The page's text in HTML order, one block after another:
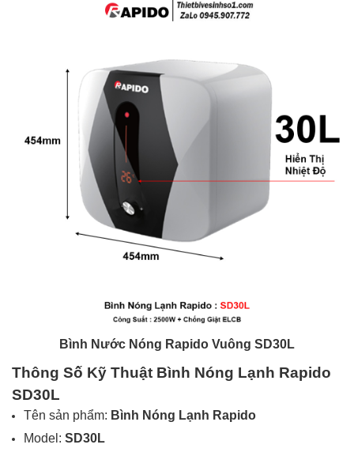
Bình Nước Nóng Rapido Vuông SD30L
Thông Số Kỹ Thuật Bình Nóng Lạnh Rapido
SD30L
Tên sản phẩm: Bình Nóng Lạnh Rapido
Model: SD30L